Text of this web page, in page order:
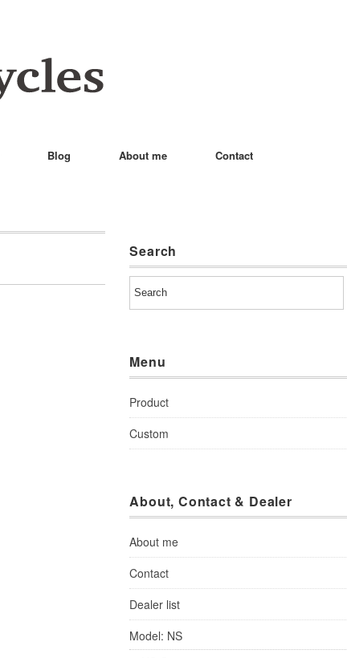
Blog About me Contact
Search
Menu
Product
Custom
About, Contact & Dealer
About me
Contact
Dealer list
Model: NS